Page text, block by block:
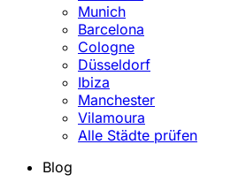
Munich
Barcelona
Cologne
Düsseldorf
Ibiza
Manchester
Vilamoura
Alle Städte prüfen
Blog